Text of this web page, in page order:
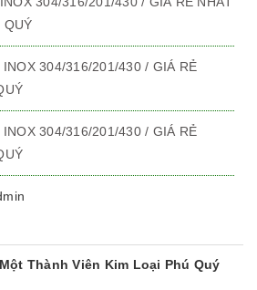
QUÝ
304/316/201/430 / GIÁ RẺ
304/316/201/430 / GIÁ RẺ
Thành Viên Kim Loại Phú Quý